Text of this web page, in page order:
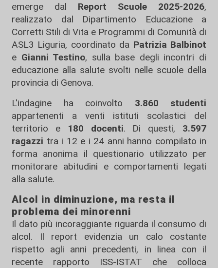
emerge dal Report Scuole 2025-2026,
realizzato dal Dipartimento Educazione a
Corretti Stili di Vita e Programmi di Comunità di
ASL3 Liguria, coordinato da Patrizia Balbinot
e Gianni Testino, sulla base degli incontri di
educazione alla salute svolti nelle scuole della
provincia di Genova.
L'indagine ha coinvolto 3.860 studenti
appartenenti a venti istituti scolastici del
territorio e
180 docenti. Di questi, 3.597
ragazzi tra i 12 e i 24 anni hanno compilato in
forma anonima il questionario utilizzato per
monitorare abitudini e comportamenti legati
alla salute.
Alcol in diminuzione, ma resta il
problema dei minorenni
Il dato più incoraggiante riguarda il consumo di
alcol. Il report evidenzia un calo costante
rispetto agli anni precedenti, in linea con il
recente rapporto ISS-ISTAT che colloca